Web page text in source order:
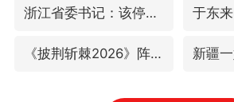
浙江省委书记：该停下的坚决停下来
《披荆斩棘2026》阵容官宣